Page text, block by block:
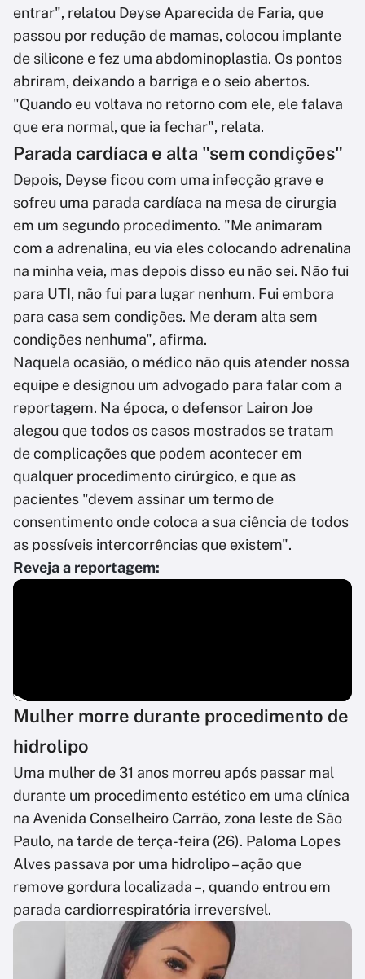
entrar", relatou Deyse Aparecida de Faria, que
passou por redução de mamas, colocou implante
de silicone e fez uma abdominoplastia. Os pontos
abriram, deixando a barriga e o seio abertos.
"Quando eu voltava no retorno com ele, ele falava
que era normal, que ia fechar", relata.
Parada cardíaca e alta "sem condições"
Depois, Deyse ficou com uma infecção grave e
sofreu uma parada cardíaca na mesa de cirurgia
em um segundo procedimento. "Me animaram
com a adrenalina, eu via eles colocando adrenalina
na minha veia, mas depois disso eu não sei. Não fui
para UTI, não fui para lugar nenhum. Fui embora
para casa sem condições. Me deram alta sem
condições nenhuma", afirma.
Naquela ocasião, o médico não quis atender nossa
equipe e designou um advogado para falar com a
reportagem. Na época, o defensor Lairon Joe
alegou que todos os casos mostrados se tratam
de complicações que podem acontecer em
qualquer procedimento cirúrgico, e que as
pacientes "devem assinar um termo de
consentimento onde coloca a sua ciência de todos
as possíveis intercorrências que existem".
Reveja a reportagem:
Mulher morre durante procedimento de
hidrolipo
Uma mulher de 31 anos morreu após passar mal
durante um procedimento estético em uma clínica
na Avenida Conselheiro Carrão, zona leste de São
Paulo, na tarde de terça-feira (26). Paloma Lopes
Alves passava por uma hidrolipo – ação que
remove gordura localizada –, quando entrou em
parada cardiorrespiratória irreversível.